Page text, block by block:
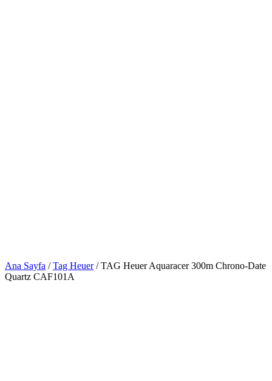
Ana Sayfa /Tag Heuer/ TAG Heuer Aquaracer 300m Chrono-Date
Quartz CAF101A